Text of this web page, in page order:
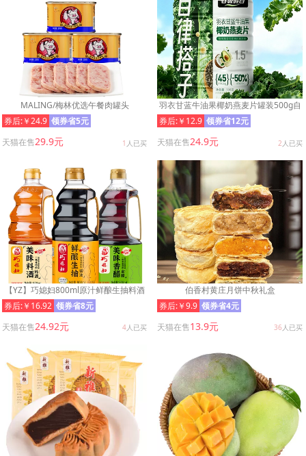
MALING/梅林优选午餐肉罐头
券后:￥24.9 领券省5元
天猫在售29.9元 1 人已买
羽衣甘蓝牛油果椰奶燕麦片罐装500g自
律搭子奇亚籽青汁代餐粉饱腹
券后:￥12.9 领券省12元
天猫在售24.9元 2 人已买
【YZ】巧媳妇800ml原汁鲜酿生抽料酒
香醋家用调味多规格组合任选
券后:￥16.92 领券省8元
天猫在售24.92元 4人已买
伯香村黄庄月饼中秋礼盒
券后:￥9.9 领券省4元
天猫在售13.9元 36 人已买